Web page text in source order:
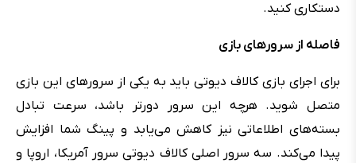
دستکاری کنید.
فاصله از سرورهای بازی
برای اجرای بازی کالاف دیوتی باید به یکی از سرورهای این بازی
متصل شوید. هرچه این سرور دورتر باشد، سرعت تبادل
بسته‌های اطلاعاتی نیز کاهش می‌یابد و پینگ شما افزایش
پیدا می‌کند. سه سرور اصلی کالاف دیوتی سرور آمریکا، اروپا و